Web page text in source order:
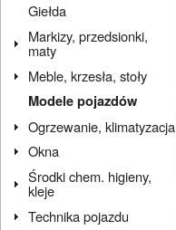
Giełda
Markizy, przedsionki,
maty
Meble, krzesła, stoły
Modele pojazdów
Ogrzewanie, klimatyzacja
Okna
Środki chem. higieny,
kleje
Technika pojazdu